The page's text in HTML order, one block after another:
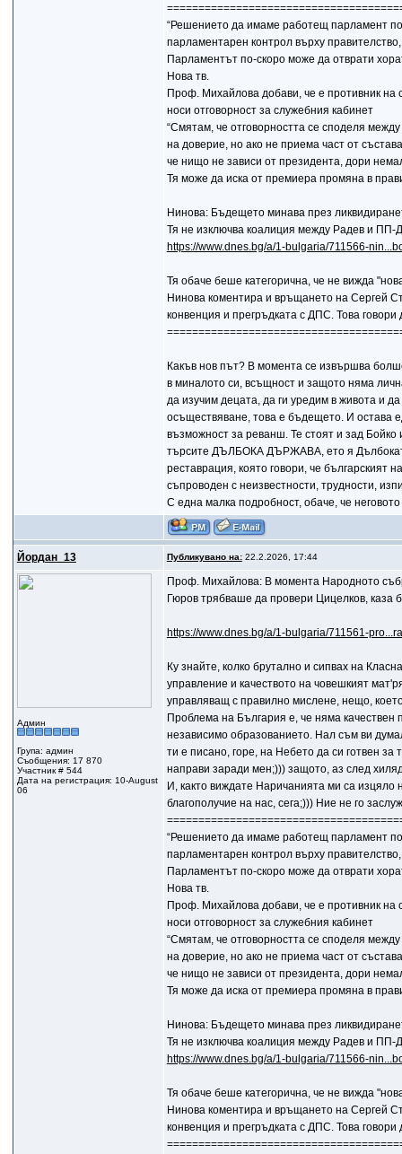
“Решението да имаме работещ парламент
парламентарен контрол върху
Парламентът по-скоро може да отврати
Нова тв.
Проф. Михайлова добави, че е противник на
носи отговорност за служебния кабинет
“Смятам, че отговорността се споделя
на доверие, но ако не приема част от
че нищо не зависи от президента, дори
Тя може да иска от премиера промяна в
Нинова: Бъдещето минава през
Тя не изключва коалиция между Радев и ПП-
https://www.dnes.bg/a/1-bulgaria/711566-
Тя обаче беше категорична, че не вижда
Нинова коментира и връщането на Сергей
конвенция и прегръдката с ДПС. Това
Какъв нов път? В момента се извършва
в миналото си, всъщност и защото няма
да изучим децата, да ги уредим в живота и
осъществяване, това е бъдещето. И остава
възможност за реванш. Те стоят и зад
търсите ДЪЛБОКА ДЪРЖАВА, ето я
реставрация, която говори, че
съпроводен с неизвестности, трудности,
С една малка подробност, обаче, че
Йордан_13 Публикувано на:22.2.2026, 17:44
Админ
Група: админ
Съобщения: 17 870
Участник # 544
Дата на регистрация: 10-August
06
Проф. Михайлова: В момента Народното
Гюров трябваше да провери Цицелков, каза
https://www.dnes.bg/a/1-bulgaria/711561-
Ку знайте, колко брутално и сипвах на
управление и качеството на човешкият
управляващ с правилно мислене, нещо,
Проблема на България е, че няма качествен
независимо образованието. Нал съм ви
ти е писано, горе, на Небето да си готвен
направи заради мен;))) защото, аз след
И, както виждате Наричанията ми са изцяло
благополучие на нас, сега;))) Ние не го
“Решението да имаме работещ парламент
парламентарен контрол върху
Парламентът по-скоро може да отврати
Нова тв.
Проф. Михайлова добави, че е противник на
носи отговорност за служебния кабинет
“Смятам, че отговорността се споделя
на доверие, но ако не приема част от
че нищо не зависи от президента, дори
Тя може да иска от премиера промяна в
Нинова: Бъдещето минава през
Тя не изключва коалиция между Радев и ПП-
https://www.dnes.bg/a/1-bulgaria/711566-
Тя обаче беше категорична, че не вижда
Нинова коментира и връщането на Сергей
конвенция и прегръдката с ДПС. Това